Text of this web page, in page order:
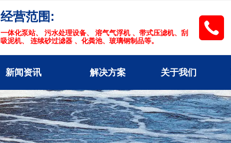
经营范围:
一体化泵站、 污水处理设备、 溶气气浮机 、带式压滤机、刮
吸泥机、 连续砂过滤器 、化粪池、玻璃钢制品等。
新闻资讯 解决方案 关于我们